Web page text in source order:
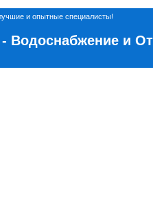
и опытные специалисты!
Водоснабжение и